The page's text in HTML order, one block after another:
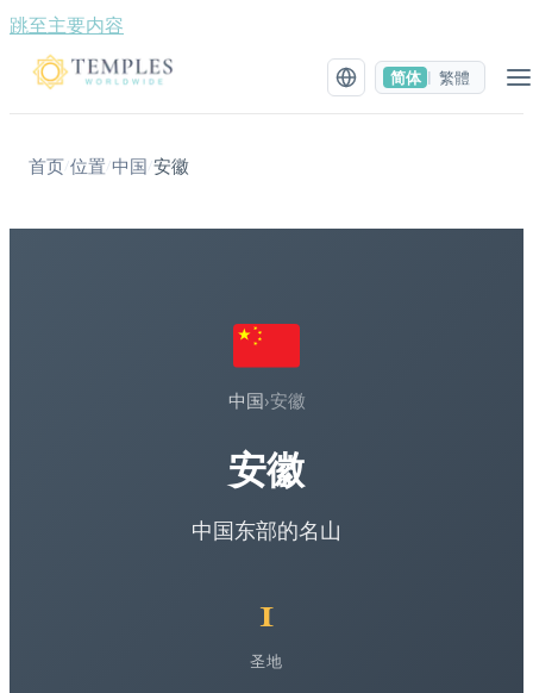
跳至主要内容
简体 繁體
首页/位置 /中国 /安徽
中国 ›安徽
安徽
中国东部的名山
1
圣地